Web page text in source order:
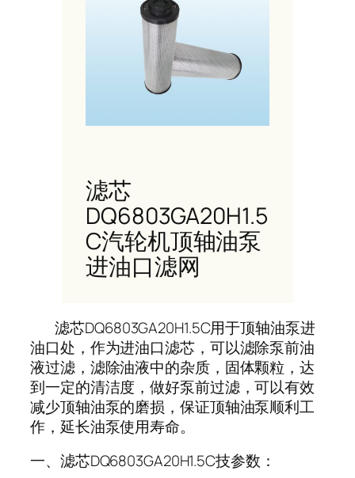
滤芯
DQ6803GA20H1.5
C汽轮机顶轴油泵
进油口滤网
滤芯DQ6803GA20H1.5C用于顶轴油泵进
油口处，作为进油口滤芯，可以滤除泵前油
液过滤，滤除油液中的杂质，固体颗粒，达
到一定的清洁度，做好泵前过滤，可以有效
减少顶轴油泵的磨损，保证顶轴油泵顺利工
作，延长油泵使用寿命。
一、滤芯DQ6803GA20H1.5C技参数：